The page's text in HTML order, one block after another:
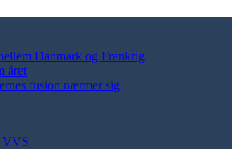
Danmark og Frankrig
året
fusion nærmer sig
VVS